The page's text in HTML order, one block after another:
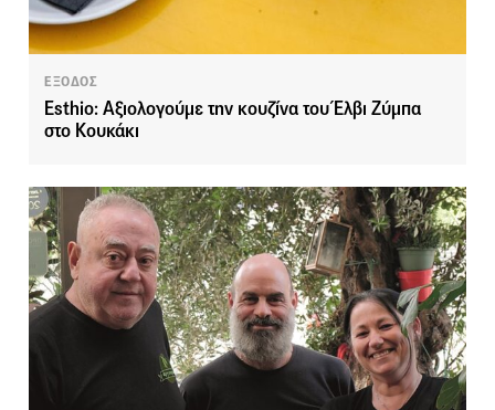
ΕΞΟΔΟΣ
Esthio: Αξιολογούμε την κουζίνα του Έλβι Ζύμπα
στο Κουκάκι